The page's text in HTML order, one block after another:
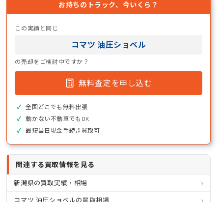
お持ちのトラック、今いくら？
この実績と同じ
コマツ 油圧ショベル
の売却をご検討中ですか？
無料査定を申し込む
全国どこでも無料出張
動かない不動車でもOK
最短当日現金手続き買取可
関連する買取情報を見る
新潟県の買取実績・相場
コマツ 油圧ショベルの買取相場